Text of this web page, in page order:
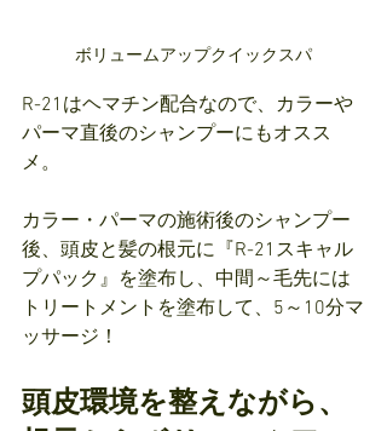
ボリュームアップクイックスパ
R-21はヘマチン配合なので、カラーや
パーマ直後のシャンプーにもオスス
メ。
カラー・パーマの施術後のシャンプー
後、頭皮と髪の根元に『R-21スキャル
プパック』を塗布し、中間～毛先には
トリートメントを塗布して、5～10分マ
ッサージ！
頭皮環境を整えながら、